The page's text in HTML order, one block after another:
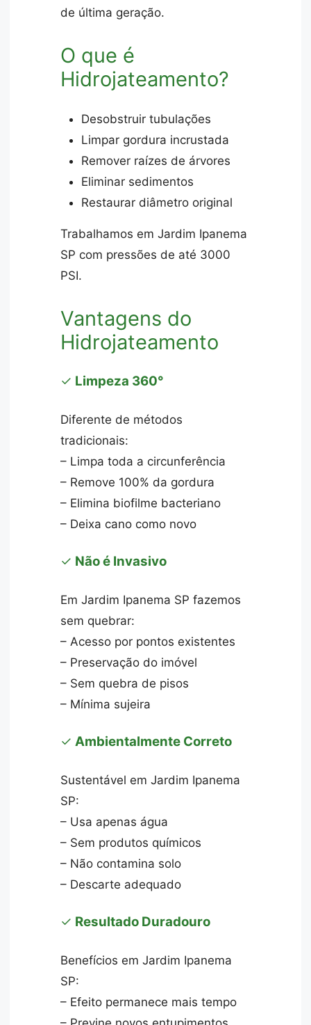
de última geração.
O que é
Hidrojateamento?
Desobstruir tubulações
Limpar gordura incrustada
Remover raízes de árvores
Eliminar sedimentos
Restaurar diâmetro original
Trabalhamos em Jardim Ipanema
SP com pressões de até 3000
PSI.
Vantagens do
Hidrojateamento
✓ Limpeza 360°
Diferente de métodos
tradicionais:
– Limpa toda a circunferência
– Remove 100% da gordura
– Elimina biofilme bacteriano
– Deixa cano como novo
✓ Não é Invasivo
Em Jardim Ipanema SP fazemos
sem quebrar:
– Acesso por pontos existentes
– Preservação do imóvel
– Sem quebra de pisos
– Mínima sujeira
✓Ambientalmente Correto
Sustentável em Jardim Ipanema
SP:
– Usa apenas água
– Sem produtos químicos
– Não contamina solo
– Descarte adequado
✓ Resultado Duradouro
Benefícios em Jardim Ipanema
SP:
– Efeito permanece mais tempo